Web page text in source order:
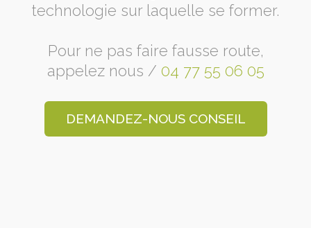
technologie sur laquelle se former.
Pour ne pas faire fausse route,
appelez nous / 04 77 55 06 05
DEMANDEZ-NOUS CONSEIL